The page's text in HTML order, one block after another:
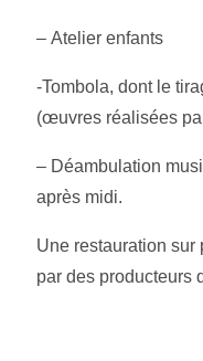
– Atelier enfants
-Tombola, dont le
(œuvres réalisées
– Déambulation
après midi.
Une restauration sur
par des producteurs